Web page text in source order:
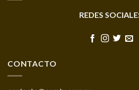
REDES
CONTACTO